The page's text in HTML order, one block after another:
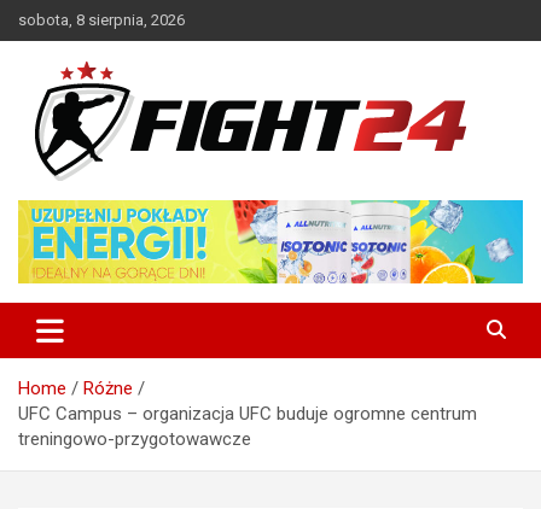
to
sobota, 8 sierpnia, 2026
FIGHT24.PL – MMA i K-1, UFC
Home
Różne
UFC Campus – organizacja UFC buduje ogromne centrum
treningowo-przygotowawcze